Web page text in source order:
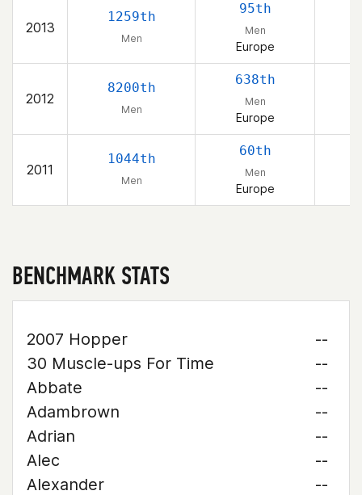
2013
1259th
Men
95th
Men
Europe
2012
8200th
Men
638th
Men
Europe
2011
1044th
Men
60th
Men
Europe
BENCHMARK STATS
2007 Hopper
--
30 Muscle-ups For Time
--
Abbate
--
Adambrown
--
Adrian
--
Alec
--
Alexander
--